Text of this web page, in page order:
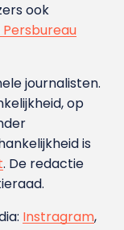
ook
journalisten.
op
is
. De redactie
Instragram,